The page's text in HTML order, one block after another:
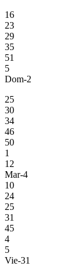
16
23
29
35
51
5
Dom-2
25
30
34
46
50
1
12
Mar-4
10
24
25
31
45
4
5
Vie-31